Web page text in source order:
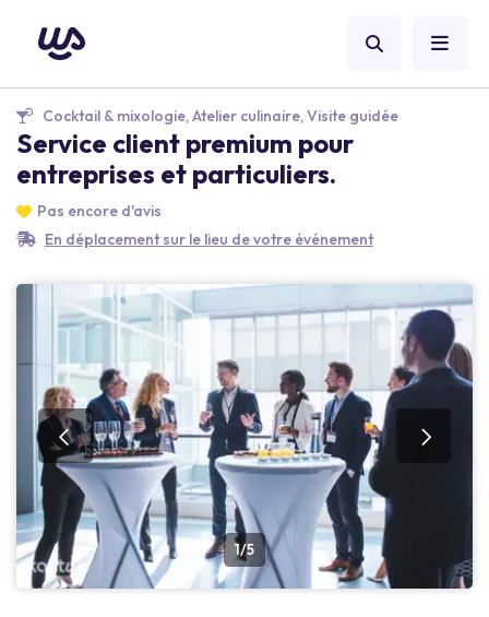
Cocktail & mixologie, Atelier culinaire, Visite guidée
Service client premium pour
entreprises et particuliers.
Pas encore d'avis
En déplacement sur le lieu de votre événement
1/5